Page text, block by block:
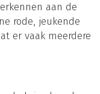
aan de
rode, jeukende
er vaak meerdere